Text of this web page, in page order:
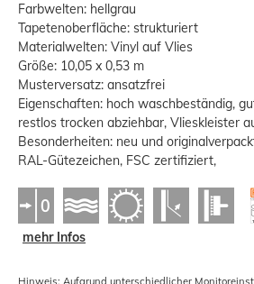
Farbwelten: hellgrau
Tapetenoberfläche: strukturiert
Materialwelten: Vinyl auf Vlies
Größe: 10,05 x 0,53 m
Musterversatz: ansatzfrei
Eigenschaften: hoch waschbeständig,
restlos trocken abziehbar, Vlieskleister
Besonderheiten: neu und
RAL-Gütezeichen, FSC zertifiziert,
mehr Infos